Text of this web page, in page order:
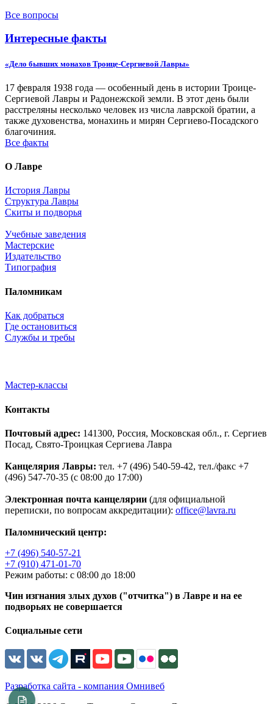
Все вопросы
Интересные факты
«Дело бывших монахов Троице-Сергиевой Лавры»
17 февраля 1938 года — особенный день в истории Троице-
Сергиевой Лавры и Радонежской земли. В этот день были
расстреляны несколько человек из числа лаврской братии, а
также духовенства, монахинь и мирян Сергиево-Посадского
благочиния.
Все факты
О Лавре
История Лавры
Структура Лавры
Скиты и подворья
Учебные заведения
Мастерские
Издательство
Типография
Паломникам
Как добраться
Где остановиться
Службы и требы
Мастер-классы
Контакты
Почтовый адрес: 141300, Россия, Московская обл., г. Сергиев
Посад, Свято-Троицкая Сергиева Лавра
Канцелярия Лавры: тел. +7 (496) 540-59-42, тел./факс +7
(496) 547-70-35 (с 08:00 до 17:00)
Электронная почта канцелярии (для официальной
переписки, по вопросам аккредитации): office@lavra.ru
Паломнический центр:
+7 (496) 540-57-21
+7 (910) 471-01-70
Режим работы: с 08:00 до 18:00
Чин изгнания злых духов ("отчитка") в Лавре и на ее
подворьях не совершается
Социальные сети
Разработка сайта - компания Омнивеб